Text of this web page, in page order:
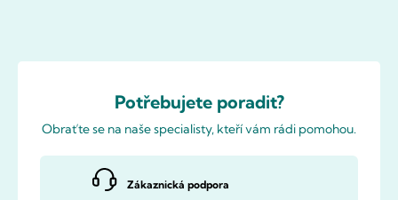
Potřebujete poradit?
Obraťte se na naše specialisty, kteří vám rádi pomohou.
Zákaznická podpora